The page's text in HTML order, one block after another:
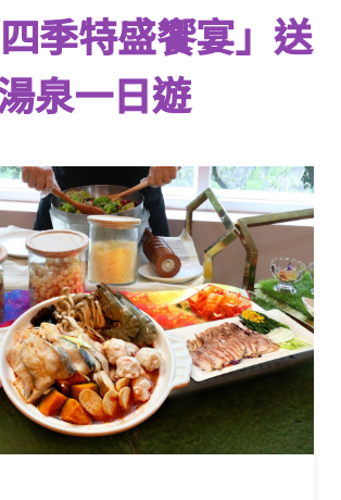
季特盛饗宴」送
泉一日遊